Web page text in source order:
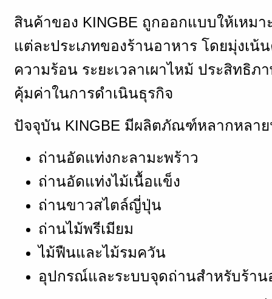
สินค้าของ KINGBE ถูกออกแบบให้เหมา
แต่ละประเภทของร้านอาหาร โดยมุ่งเน้
ความร้อน ระยะเวลาเผาไหม้ ประสิทธิภ
คุ้มค่าในการดำเนินธุรกิจ
ปัจจุบัน KINGBE มีผลิตภัณฑ์หลากหลาย
ถ่านอัดแท่งกะลามะพร้าว
ถ่านอัดแท่งไม้เนื้อแข็ง
ถ่านขาวสไตล์ญี่ปุ่น
ถ่านไม้พรีเมียม
ไม้ฟืนและไม้รมควัน
อุปกรณ์และระบบจุดถ่านสำหรับร้าน